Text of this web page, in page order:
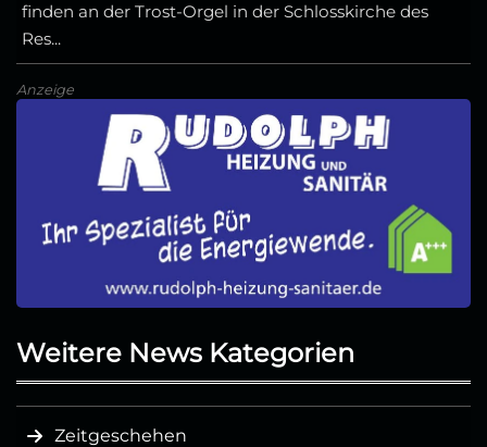
finden an der Trost-Orgel in der Schlosskirche des
Res...
Anzeige
Weitere News Kategorien
Zeitgeschehen